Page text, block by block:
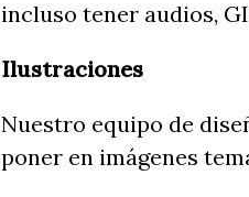
incluso tener audios,
Ilustraciones
Nuestro equipo de
poner en imágenes